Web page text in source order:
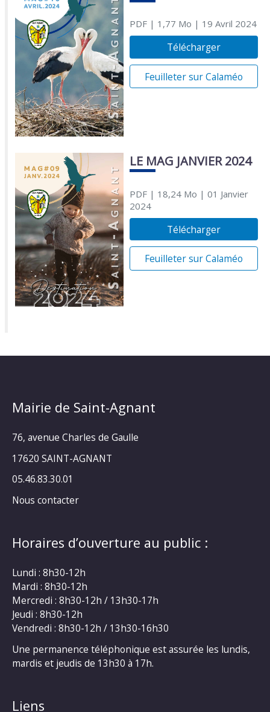
PDF| 1,77 Mo | 19 Avril 2024
Télécharger
Feuilleter sur Calaméo
LE MAG JANVIER 2024
PDF| 18,24 Mo | 01 Janvier
2024
Télécharger
Feuilleter sur Calaméo
Mairie de Saint-Agnant
76, avenue Charles de Gaulle
17620 SAINT-AGNANT
05.46.83.30.01
Nous contacter
Horaires d’ouverture au public :
Lundi : 8h30-12h
Mardi : 8h30-12h
Mercredi : 8h30-12h / 13h30-17h
Jeudi : 8h30-12h
Vendredi : 8h30-12h / 13h30-16h30
Une permanence téléphonique est assurée les lundis,
mardis et jeudis de 13h30 à 17h.
Liens